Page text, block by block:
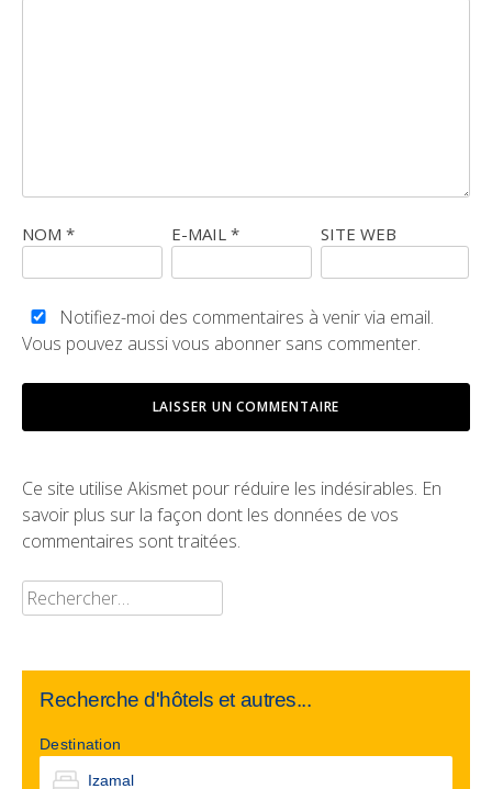
NOM * E-MAIL * SITE WEB
Notifiez-moi des commentaires à venir via email.
Vous pouvez aussivous abonner sans commenter.
Ce site utilise Akismet pour réduire les indésirables. En
savoir plus sur la façon dont les données de vos
commentaires sont traitées.
Rechercher :
Recherche d'hôtels et autres...
Destination